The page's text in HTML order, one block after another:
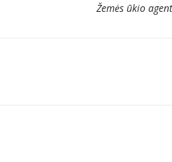
Žemės ūkio